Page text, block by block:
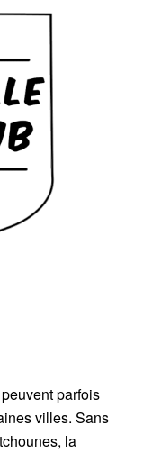
parfois
villes. Sans
la